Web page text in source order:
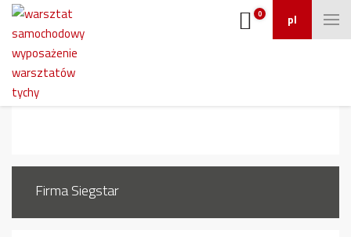
pl
0
felgi-stalowe-aluminiowe
Firma Siegstar